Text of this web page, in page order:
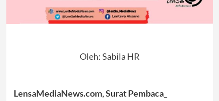
Oleh: Sabila HR
LensaMediaNews.com, Surat Pembaca_